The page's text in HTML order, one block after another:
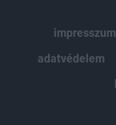
impresszum
adatvédelem